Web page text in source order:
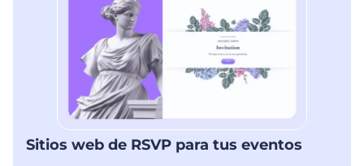
Sitios web de RSVP para tus eventos